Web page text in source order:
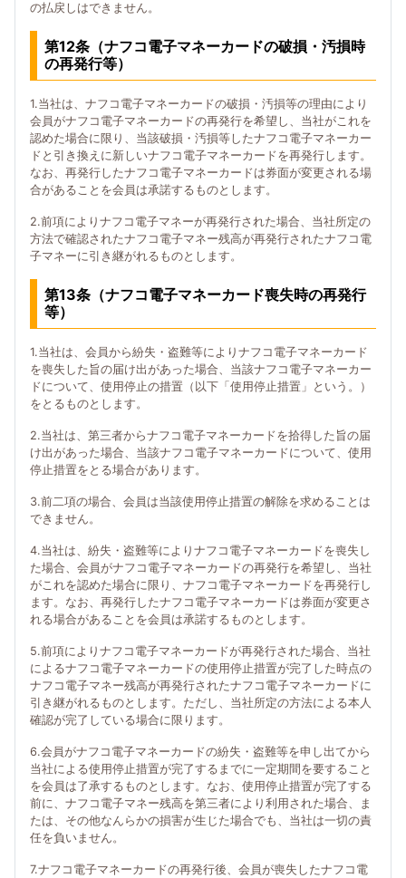
の払戻しはできません。
第12条（ナフコ電子マネーカードの破損・汚損時
の再発行等）
1.当社は、ナフコ電子マネーカードの破損・汚損等の理由により
会員がナフコ電子マネーカードの再発行を希望し、当社がこれを
認めた場合に限り、当該破損・汚損等したナフコ電子マネーカー
ドと引き換えに新しいナフコ電子マネーカードを再発行します。
なお、再発行したナフコ電子マネーカードは券面が変更される場
合があることを会員は承諾するものとします。
2.前項によりナフコ電子マネーが再発行された場合、当社所定の
方法で確認されたナフコ電子マネー残高が再発行されたナフコ電
子マネーに引き継がれるものとします。
第13条（ナフコ電子マネーカード喪失時の再発行
等）
1.当社は、会員から紛失・盗難等によりナフコ電子マネーカード
を喪失した旨の届け出があった場合、当該ナフコ電子マネーカー
ドについて、使用停止の措置（以下「使用停止措置」という。）
をとるものとします。
2.当社は、第三者からナフコ電子マネーカードを拾得した旨の届
け出があった場合、当該ナフコ電子マネーカードについて、使用
停止措置をとる場合があります。
3.前二項の場合、会員は当該使用停止措置の解除を求めることは
できません。
4.当社は、紛失・盗難等によりナフコ電子マネーカードを喪失し
た場合、会員がナフコ電子マネーカードの再発行を希望し、当社
がこれを認めた場合に限り、ナフコ電子マネーカードを再発行し
ます。なお、再発行したナフコ電子マネーカードは券面が変更さ
れる場合があることを会員は承諾するものとします。
5.前項によりナフコ電子マネーカードが再発行された場合、当社
によるナフコ電子マネーカードの使用停止措置が完了した時点の
ナフコ電子マネー残高が再発行されたナフコ電子マネーカードに
引き継がれるものとします。ただし、当社所定の方法による本人
確認が完了している場合に限ります。
6.会員がナフコ電子マネーカードの紛失・盗難等を申し出てから
当社による使用停止措置が完了するまでに一定期間を要すること
を会員は了承するものとします。なお、使用停止措置が完了する
前に、ナフコ電子マネー残高を第三者により利用された場合、ま
たは、その他なんらかの損害が生じた場合でも、当社は一切の責
任を負いません。
7.ナフコ電子マネーカードの再発行後、会員が喪失したナフコ電